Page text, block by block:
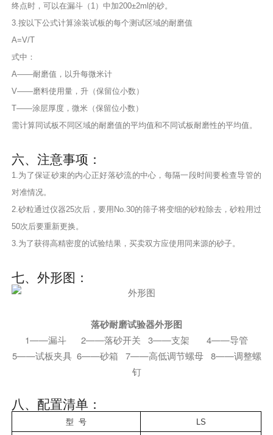
终点时，可以在漏斗（1）中加200±2ml的砂。
3.按以下公式计算涂装试板的每个测试区域的耐磨值
A=V/T
式中：
A——耐磨值，以升每微米计
V——磨料使用量，升（保留位小数）
T——涂层厚度，微米（保留位小数）
需计算同试板不同区域的耐磨值的平均值和不同试板耐磨性的平均值。
六、注意事项：
1.为了保证砂束的内心正好落砂流的中心，每隔一段时间要检查导管的
对准情况。
2.砂粒通过仪器25次后，要用No.30的筛子将变细的砂粒除去，砂粒用过
50次后要重新更换。
3.为了获得高精密度的试验结果，买卖双方应使用同来源的砂子。
七、外形图：
落砂耐磨试验器外形图
1——漏斗 2——落砂开关 3——支架 4——导管
5——试板夹具 6——砂箱 7——高低调节螺母 8——调整螺
钉
八、配置清单：
型 号 LS